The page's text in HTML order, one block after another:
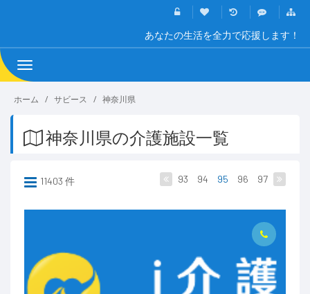
あなたの生活を全力で応援します！
Toggle
navigation
ホーム サビース 神奈川県
神奈川県の介護施設一覧
11403 件 93 94 95 96 97